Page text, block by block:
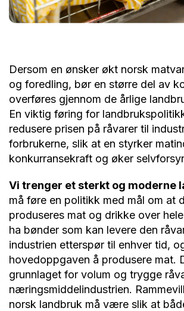
Dersom en ønsker økt norsk
og foredling, bør en større del av
overføres gjennom de årlige
En viktig føring for
redusere prisen på råvarer til
forbrukerne, slik at en styrker
konkurransekraft og øker
Vi trenger et sterkt og moderne
må føre en politikk med mål om at
produseres mat og drikke over
ha bønder som kan levere den
industrien etterspør til enhver tid,
hovedoppgaven å produsere mat.
grunnlaget for volum og trygge
næringsmiddelindustrien.
norsk landbruk må være slik at